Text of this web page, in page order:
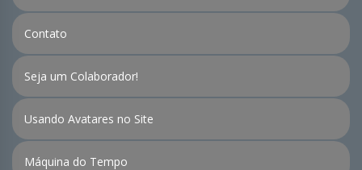
Contato
Seja um Colaborador!
Usando Avatares no Site
Máquina do Tempo